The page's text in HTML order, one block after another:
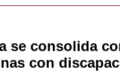
se consolida
con